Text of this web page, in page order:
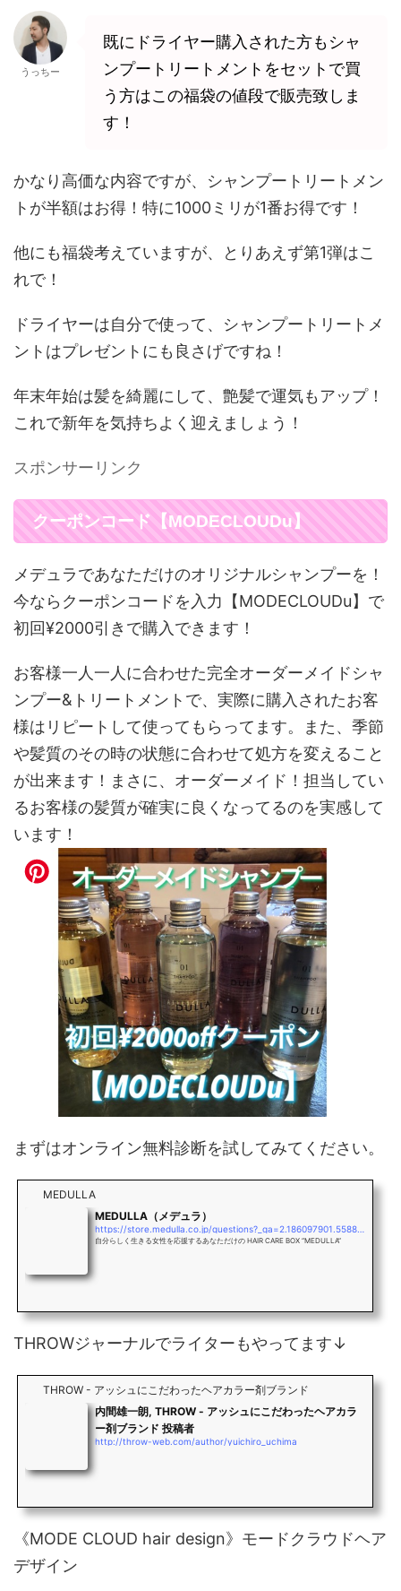
うっちー
既にドライヤー購入された方もシャ
ンプートリートメントをセットで買
う方はこの福袋の値段で販売致しま
す！
かなり高価な内容ですが、シャンプートリートメン
トが半額はお得！特に1000ミリが1番お得です！
他にも福袋考えていますが、とりあえず第1弾はこ
れで！
ドライヤーは自分で使って、シャンプートリートメ
ントはプレゼントにも良さげですね！
年末年始は髪を綺麗にして、艶髪で運気もアップ！
これで新年を気持ちよく迎えましょう！
スポンサーリンク
クーポンコード【MODECLOUDu】
メデュラであなただけのオリジナルシャンプーを！
今ならクーポンコードを入力【MODECLOUDu】で
初回¥2000引きで購入できます！
お客様一人一人に合わせた完全オーダーメイドシャ
ンプー&トリートメントで、実際に購入されたお客
様はリピートして使ってもらってます。また、季節
や髪質のその時の状態に合わせて処方を変えること
が出来ます！まさに、オーダーメイド！担当してい
るお客様の髪質が確実に良くなってるのを実感して
います！
まずはオンライン無料診断を試してみてください。
MEDULLA
MEDULLA（メデュラ）
自分らしく生きる女性を応援するあなただけの HAIR CARE BOX “MEDULLA”
THROWジャーナルでライターもやってます↓
THROW - アッシュにこだわったヘアカラー剤ブランド
内間雄一朗, THROW - アッシュにこだわったヘアカラ
ー剤ブランド 投稿者
http://throw-web.com/author/yuichiro_uchima
《MODE CLOUD hair design》モードクラウドヘア
デザイン